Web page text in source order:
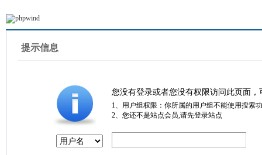
提示信息
您没有登录或者您没有权限访问此页面
1、用户组权限：你所属的用户组不能使用搜索
2、您还不是站点会员,请先登录站点